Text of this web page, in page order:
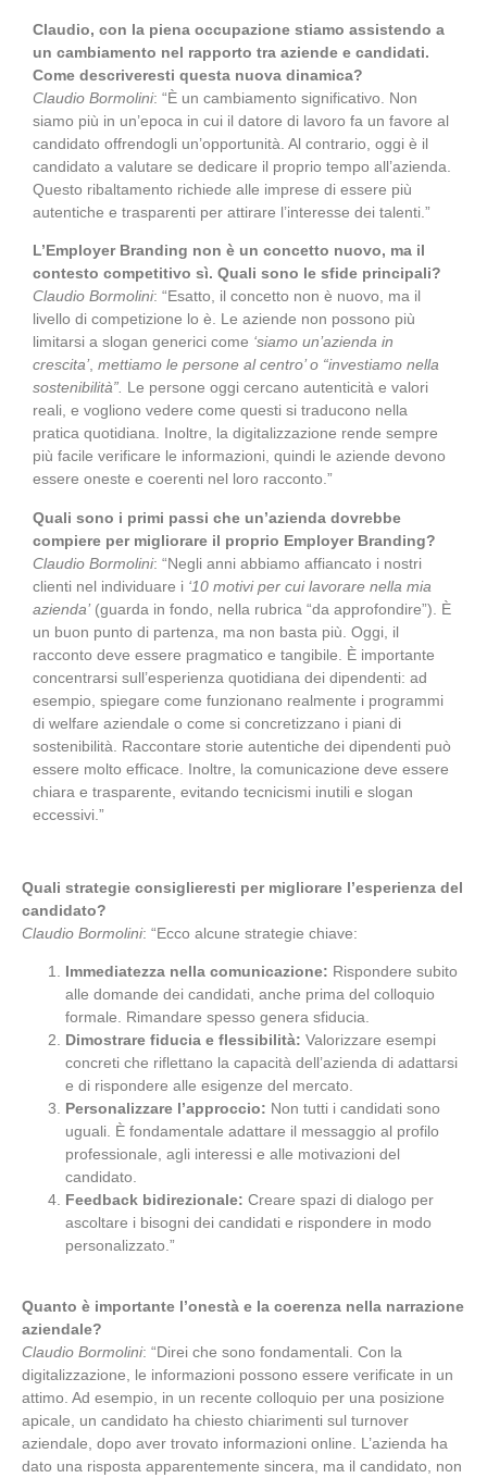
Claudio, con la piena occupazione stiamo assistendo a
un cambiamento nel rapporto tra aziende e candidati.
Come descriveresti questa nuova dinamica?
Claudio Bormolini: “È un cambiamento significativo. Non
siamo più in un’epoca in cui il datore di lavoro fa un favore al
candidato offrendogli un’opportunità. Al contrario, oggi è il
candidato a valutare se dedicare il proprio tempo all’azienda.
Questo ribaltamento richiede alle imprese di essere più
autentiche e trasparenti per attirare l’interesse dei talenti.”
L’Employer Branding non è un concetto nuovo, ma il
contesto competitivo sì. Quali sono le sfide principali?
Claudio Bormolini: “Esatto, il concetto non è nuovo, ma il
livello di competizione lo è. Le aziende non possono più
limitarsi a slogan generici come ‘siamo un’azienda in
crescita’, mettiamo le persone al centro’ o “investiamo nella
sostenibilità”. Le persone oggi cercano autenticità e valori
reali, e vogliono vedere come questi si traducono nella
pratica quotidiana. Inoltre, la digitalizzazione rende sempre
più facile verificare le informazioni, quindi le aziende devono
essere oneste e coerenti nel loro racconto.”
Quali sono i primi passi che un’azienda dovrebbe
compiere per migliorare il proprio Employer Branding?
Claudio Bormolini: “Negli anni abbiamo affiancato i nostri
clienti nel individuare i ‘10 motivi per cui lavorare nella mia
azienda’(guarda in fondo, nella rubrica “da approfondire”). È
un buon punto di partenza, ma non basta più. Oggi, il
racconto deve essere pragmatico e tangibile. È importante
concentrarsi sull’esperienza quotidiana dei dipendenti: ad
esempio, spiegare come funzionano realmente i programmi
di welfare aziendale o come si concretizzano i piani di
sostenibilità. Raccontare storie autentiche dei dipendenti può
essere molto efficace. Inoltre, la comunicazione deve essere
chiara e trasparente, evitando tecnicismi inutili e slogan
eccessivi.”
Quali strategie consiglieresti per migliorare l’esperienza del
candidato?
Claudio Bormolini: “Ecco alcune strategie chiave:
Immediatezza nella comunicazione: Rispondere subito
alle domande dei candidati, anche prima del colloquio
formale. Rimandare spesso genera sfiducia.
Dimostrare fiducia e flessibilità: Valorizzare esempi
concreti che riflettano la capacità dell’azienda di adattarsi
e di rispondere alle esigenze del mercato.
Personalizzare l’approccio: Non tutti i candidati sono
uguali. È fondamentale adattare il messaggio al profilo
professionale, agli interessi e alle motivazioni del
candidato.
Feedback bidirezionale: Creare spazi di dialogo per
ascoltare i bisogni dei candidati e rispondere in modo
personalizzato.”
Quanto è importante l’onestà e la coerenza nella narrazione
aziendale?
Claudio Bormolini: “Direi che sono fondamentali. Con la
digitalizzazione, le informazioni possono essere verificate in un
attimo. Ad esempio, in un recente colloquio per una posizione
apicale, un candidato ha chiesto chiarimenti sul turnover
aziendale, dopo aver trovato informazioni online. L’azienda ha
dato una risposta apparentemente sincera, ma il candidato, non